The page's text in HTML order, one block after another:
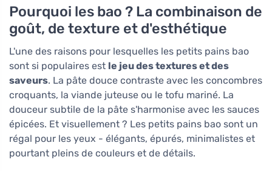
Pourquoi les bao ? La combinaison de
goût, de texture et d'esthétique
L'une des raisons pour lesquelles les petits pains bao
sont si populaires est le jeu des textures et des
saveurs. La pâte douce contraste avec les concombres
croquants, la viande juteuse ou le tofu mariné. La
douceur subtile de la pâte s'harmonise avec les sauces
épicées. Et visuellement ? Les petits pains bao sont un
régal pour les yeux - élégants, épurés, minimalistes et
pourtant pleins de couleurs et de détails.